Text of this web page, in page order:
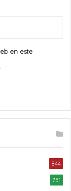
en este
844
751